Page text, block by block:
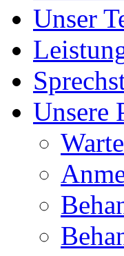
Unser
Unsere